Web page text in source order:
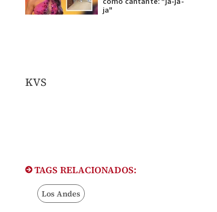
ja"
KVS
TAGS RELACIONADOS:
Los Andes